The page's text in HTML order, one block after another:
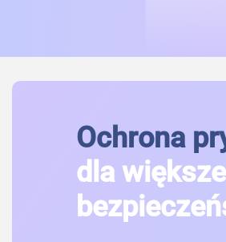
Ochrona
dla